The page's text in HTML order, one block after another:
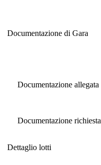
Documentazione di Gara
Documentazione allegata
Documentazione richiesta
Dettaglio lotti